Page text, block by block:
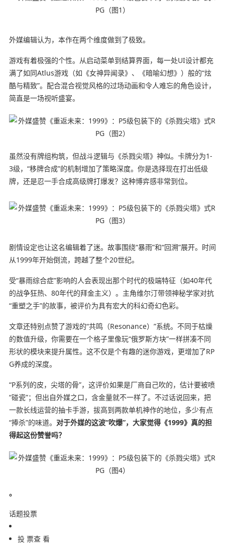
外媒编辑认为，本作在两个维度做到了极致。
游戏有着极强的个性。从启动菜单到结算界面，每一处UI设计都充
满了如同Atlus游戏（如《女神异闻录》、《暗喻幻想》）般的“炫
酷与精致”。配合混合视觉风格的过场动画和令人难忘的角色设计，
简直是一场视听盛宴。
虽然没有牌组构筑，但战斗逻辑与《杀戮尖塔》神似。卡牌分为1-
3级，“移牌合成”的机制增加了策略深度。你是选择现在打出低级
牌，还是忍一手合成高级牌打爆发？这种博弈感非常到位。
剧情设定也让这名编辑着了迷。故事围绕“暴雨”和“回溯”展开。时间
从1999年开始倒流，跨越了整个20世纪。
受“暴雨综合症”影响的人会表现出那个时代的极端特征（如40年代
的战争狂热、80年代的拜金主义）。主角维尔汀带领神秘学家对抗
“重塑之手”的故事，被评价为具有宏大的科幻奇幻色彩。
文章还特别点赞了游戏的“共鸣（Resonance）”系统。不同于枯燥
的数值升级，你需要在一个格子里像玩“俄罗斯方块”一样拼凑不同
形状的模块来提升属性。这不仅是个有趣的迷你游戏，更增加了RP
G养成的深度。
“P系列的皮，尖塔的骨”，这评价如果是厂商自己吹的，估计要被喷
“碰瓷”；但出自外媒之口，含金量就不一样了。不过话说回来，把
一款长线运营的抽卡手游，拔高到两款单机神作的地位，多少有点
“捧杀”的味道。 对于外媒的这波“吹爆”，大家觉得《1999》真的担
得起这份赞誉吗？
。
话题投票
投 票查 看